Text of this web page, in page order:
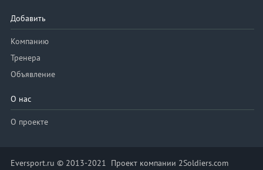
Добавить
Компанию
Тренера
Объявление
О нас
О проекте
Eversport.ru © 2013-2021 Проект компании 2Soldiers.com